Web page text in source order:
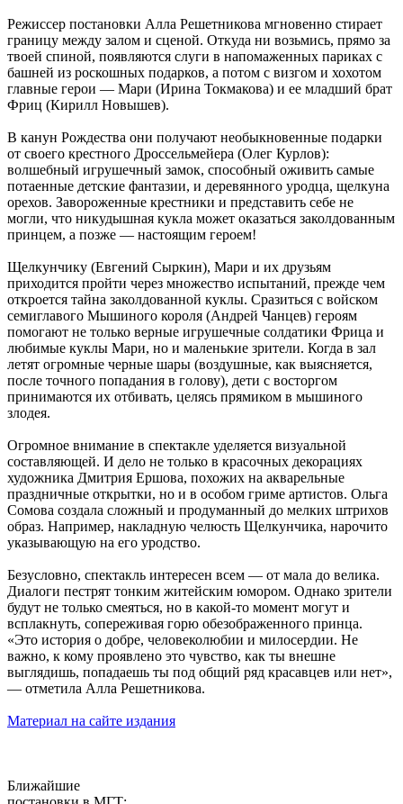
Режиссер постановки Алла Решетникова мгновенно стирает
границу между залом и сценой. Откуда ни возьмись, прямо за
твоей спиной, появляются слуги в напомаженных париках с
башней из роскошных подарков, а потом с визгом и хохотом
главные герои — Мари (Ирина Токмакова) и ее младший брат
Фриц (Кирилл Новышев).
В канун Рождества они получают необыкновенные подарки
от своего крестного Дроссельмейера (Олег Курлов):
волшебный игрушечный замок, способный оживить самые
потаенные детские фантазии, и деревянного уродца, щелкуна
орехов. Завороженные крестники и представить себе не
могли, что никудышная кукла может оказаться заколдованным
принцем, а позже — настоящим героем!
Щелкунчику (Евгений Сыркин), Мари и их друзьям
приходится пройти через множество испытаний, прежде чем
откроется тайна заколдованной куклы. Сразиться с войском
семиглавого Мышиного короля (Андрей Чанцев) героям
помогают не только верные игрушечные солдатики Фрица и
любимые куклы Мари, но и маленькие зрители. Когда в зал
летят огромные черные шары (воздушные, как выясняется,
после точного попадания в голову), дети с восторгом
принимаются их отбивать, целясь прямиком в мышиного
злодея.
Огромное внимание в спектакле уделяется визуальной
составляющей. И дело не только в красочных декорациях
художника Дмитрия Ершова, похожих на акварельные
праздничные открытки, но и в особом гриме артистов. Ольга
Сомова создала сложный и продуманный до мелких штрихов
образ. Например, накладную челюсть Щелкунчика, нарочито
указывающую на его уродство.
Безусловно, спектакль интересен всем — от мала до велика.
Диалоги пестрят тонким житейским юмором. Однако зрители
будут не только смеяться, но в какой-то момент могут и
всплакнуть, сопереживая горю обезображенного принца.
«Это история о добре, человеколюбии и милосердии. Не
важно, к кому проявлено это чувство, как ты внешне
выглядишь, попадаешь ты под общий ряд красавцев или нет»,
— отметила Алла Решетникова.
Материал на сайте издания
Ближайшие